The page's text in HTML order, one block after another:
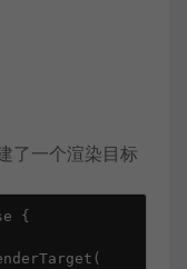
了一个渲染目标
{